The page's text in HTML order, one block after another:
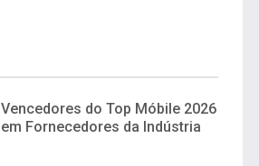
Vencedores do Top Móbile 2026
em Fornecedores da Indústria